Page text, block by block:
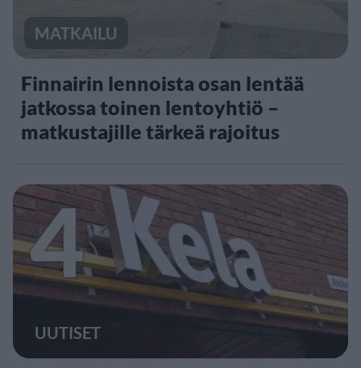
MATKAILU
Finnairin lennoista osan lentää
jatkossa toinen lentoyhtiö –
matkustajille tärkeä rajoitus
4
UUTISET